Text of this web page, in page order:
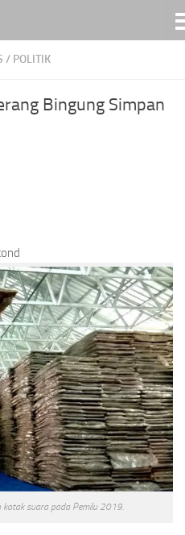
/ POLITIK
Bingung Simpan
suara pada Pemilu 2019.